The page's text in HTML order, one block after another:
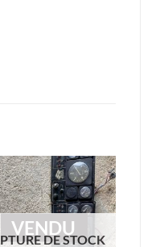
VENDU
DE STOCK